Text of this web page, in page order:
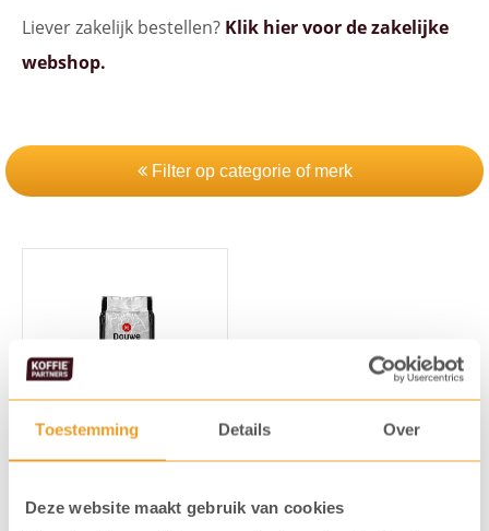
Toestemming Details Over
Deze website maakt gebruik van cookies
Liever zakelijk bestellen? Klik hier voor de zakelijke
webshop.
Filter op categorie of merk
Rood Snelfiltermaling